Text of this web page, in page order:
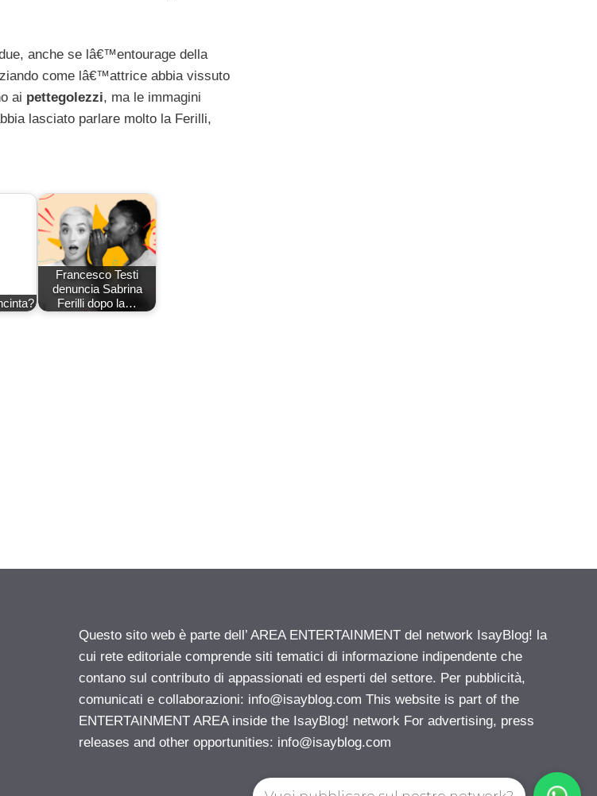
anche se lâ€™entourage della
come lâ€™attrice abbia vissuto
ai pettegolezzi, ma le immagini
lasciato parlare molto la Ferilli,
Francesco Testi
denuncia Sabrina
Ferilli dopo la…
Questo sito web è parte dell’ AREA ENTERTAINMENT del network IsayBlog! la
cui rete editoriale comprende siti tematici di informazione indipendente che
contano sul contributo di appassionati ed esperti del settore. Per pubblicità,
comunicati e collaborazioni: info@isayblog.com This website is part of the
ENTERTAINMENT AREA inside the IsayBlog! network For advertising, press
releases and other opportunities: info@isayblog.com